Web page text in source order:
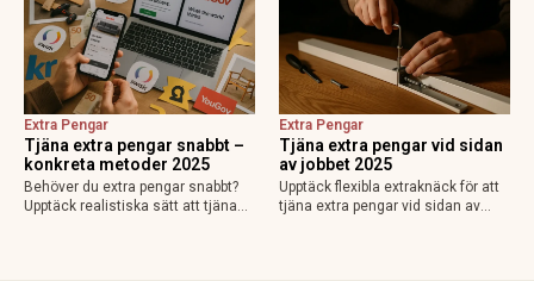
tjäna 800-3000 kr per helg!
Tjäna extra pengar snabbt –
konkreta metoder 2025
Extra Pengar
Behöver du extra pengar snabbt?
Upptäck realistiska sätt att tjäna
Tjäna extra pengar vid sidan
av jobbet 2025
Extra Pengar
Upptäck flexibla extraknäck för att
tjäna extra pengar vid sidan av